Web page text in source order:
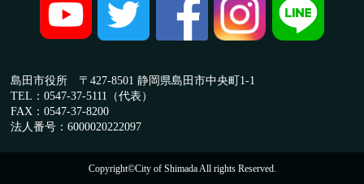
島田市役所 〒427-8501 静岡県島田市中央町1-1
TEL：0547-37-5111（代表）
FAX：0547-37-8200
法人番号：6000020222097
Copyright©City of Shimada All rights Reserved.